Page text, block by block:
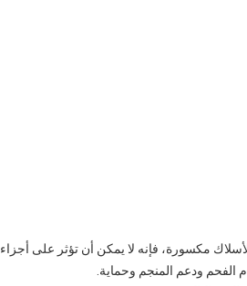
مكسورة، فإنه لا يمكن أن تؤثر على أجزاء
ودعم المنجم وحماية.